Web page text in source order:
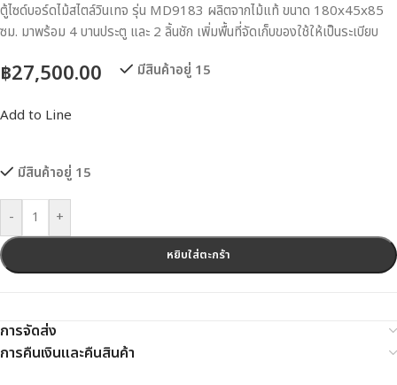
ตู้ไซด์บอร์ดไม้สไตล์วินเทจ รุ่น MD9183 ผลิตจากไม้แท้ ขนาด 180x45x85
ซม. มาพร้อม 4 บานประตู และ 2 ลิ้นชัก เพิ่มพื้นที่จัดเก็บของใช้ให้เป็นระเบียบ
฿27,500.00 มีสินค้าอยู่ 15
Add to Line
มีสินค้าอยู่ 15
- +
หยิบใส่ตะกร้า
การจัดส่ง
การคืนเงินและคืนสินค้า